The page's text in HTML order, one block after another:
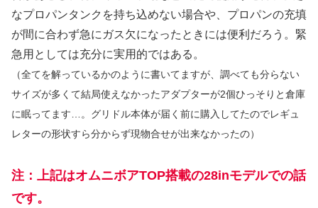
なプロパンタンクを持ち込めない場合や、プロパンの充填
が間に合わず急にガス欠になったときには便利だろう。緊
急用としては充分に実用的ではある。
（全てを解っているかのように書いてますが、調べても分らない
サイズが多くて結局使えなかったアダプターが2個ひっそりと倉庫
に眠ってます…。グリドル本体が届く前に購入してたのでレギュ
レターの形状すら分からず現物合せが出来なかったの）
注：上記はオムニボアTOP搭載の28inモデルでの話
です。